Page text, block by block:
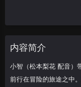
内容简介
小智（松本梨花 配音）
前行在冒险的旅途之中